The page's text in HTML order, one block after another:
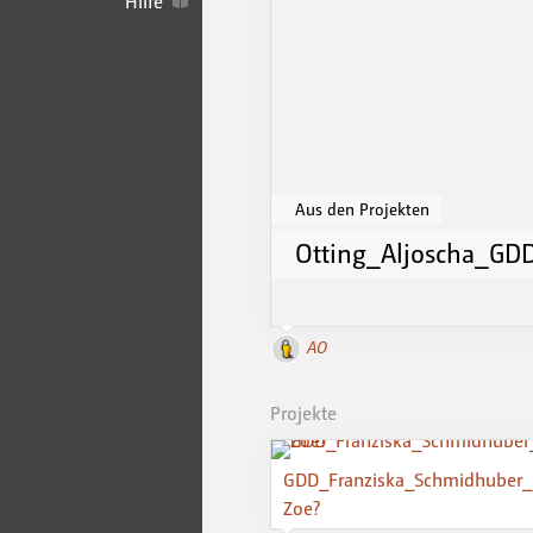
Aus den Projekten
AO
Projekte
Zoe?